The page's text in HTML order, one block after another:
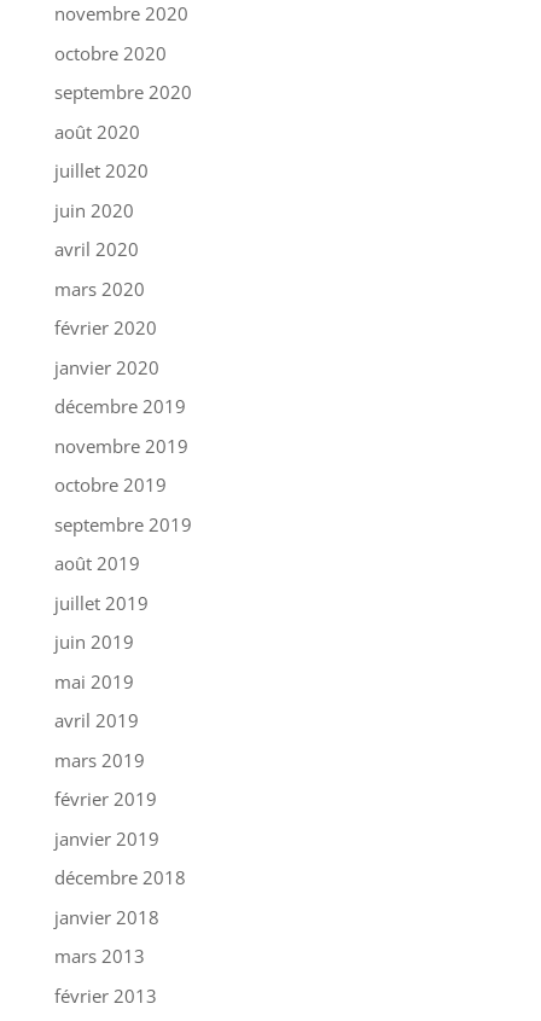
novembre 2020
octobre 2020
septembre 2020
août 2020
juillet 2020
juin 2020
avril 2020
mars 2020
février 2020
janvier 2020
décembre 2019
novembre 2019
octobre 2019
septembre 2019
août 2019
juillet 2019
juin 2019
mai 2019
avril 2019
mars 2019
février 2019
janvier 2019
décembre 2018
janvier 2018
mars 2013
février 2013